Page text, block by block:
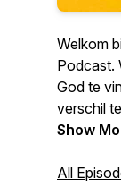
Welkom
Podcast.
God te
verschil
Show
All